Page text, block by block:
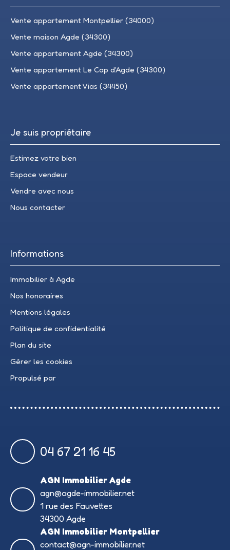
Vente appartement Montpellier (34000)
Vente maison Agde (34300)
Vente appartement Agde (34300)
Vente appartement Le Cap d'Agde (34300)
Vente appartement Vias (34450)
Je suis propriétaire
Estimez votre bien
Espace vendeur
Vendre avec nous
Nous contacter
Informations
Immobilier à Agde
Nos honoraires
Mentions légales
Politique de confidentialité
Plan du site
Gérer les cookies
Propulsé par
04 67 21 16 45
AGN Immobilier Agde
agn@agde-immobilier.net
1 rue des Fauvettes
34300 Agde
AGN Immobilier Montpellier
contact@agn-immobilier.net